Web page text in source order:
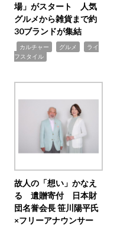
場」がスタート 人気
グルメから雑貨まで約
30ブランドが集結
カルチャー グルメ
ライ
フスタイル
故人の「想い」かなえ
る 遺贈寄付 日本財
団名誉会長 笹川陽平氏
×フリーアナウンサー